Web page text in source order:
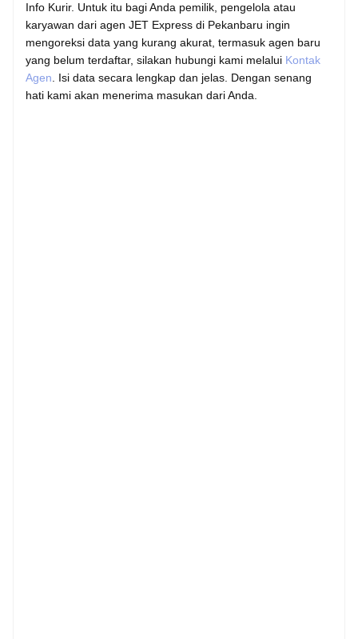
Info Kurir. Untuk itu bagi Anda pemilik, pengelola atau
karyawan dari agen JET Express di Pekanbaru ingin
mengoreksi data yang kurang akurat, termasuk agen baru
yang belum terdaftar, silakan hubungi kami melalui Kontak
Agen. Isi data secara lengkap dan jelas. Dengan senang
hati kami akan menerima masukan dari Anda.